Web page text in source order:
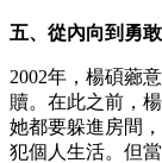
五、從內向到勇
2002年，楊碩薌
贖。在此之前，
她都要躲進房間
犯個人生活。但